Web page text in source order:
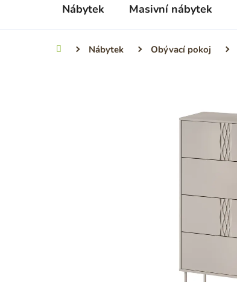
Nábytek Masivní nábytek
Domů Nábytek Obývací pokoj